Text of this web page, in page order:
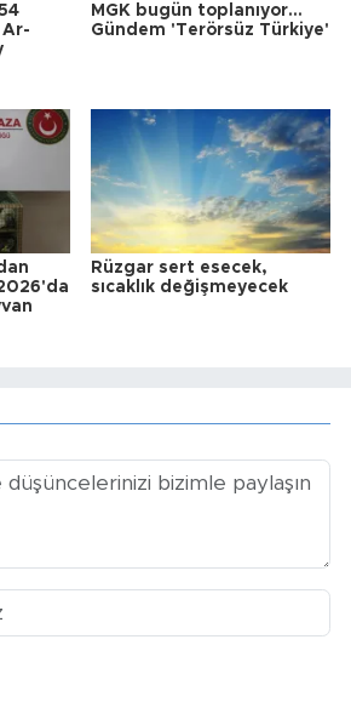
Ar-
MGK bugün toplanıyor...
Gündem 'Terörsüz Türkiye'
Rüzgar sert esecek,
sıcaklık değişmeyecek